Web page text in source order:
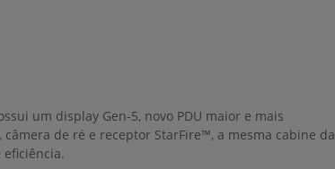
um display Gen-5, novo PDU maior e mais
câmera de ré e receptor StarFire™, a mesma cabine da